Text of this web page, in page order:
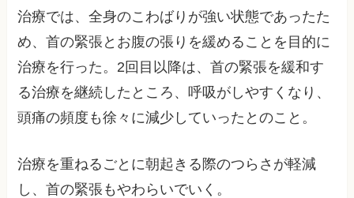
治療では、全身のこわばりが強い状態であったた
め、首の緊張とお腹の張りを緩めることを目的に
治療を行った。2回目以降は、首の緊張を緩和す
る治療を継続したところ、呼吸がしやすくなり、
頭痛の頻度も徐々に減少していったとのこと。
治療を重ねるごとに朝起きる際のつらさが軽減
し、首の緊張もやわらいでいく。